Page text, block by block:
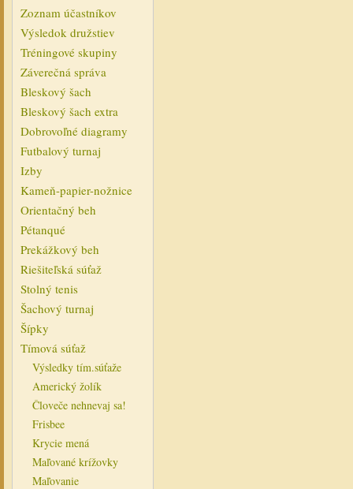
Zoznam účastníkov
Výsledok družstiev
Tréningové skupiny
Záverečná správa
Bleskový šach
Bleskový šach extra
Dobrovoľné diagramy
Futbalový turnaj
Izby
Kameň-papier-nožnice
Orientačný beh
Pétanqué
Prekážkový beh
Riešiteľská súťaž
Stolný tenis
Šachový turnaj
Šípky
Tímová súťaž
Výsledky tím.súťaže
Americký žolík
Človeče nehnevaj sa!
Frisbee
Krycie mená
Maľované krížovky
Maľovanie